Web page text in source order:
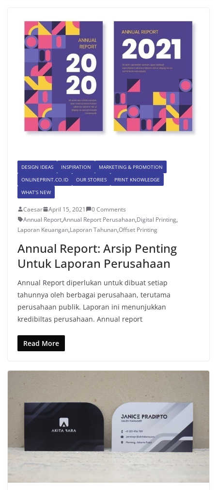
DESIGN IDEAS INSPIRATION
MARKETING & PROMOTION
ONLINEPRINT.CO.ID
OUR STORIES
PRINT KNOWLEDGE
WHAT’S NEW
Caesar April 15, 2021
0 Comments
Annual Report,Annual Report Perusahaan,Digital Printing,
Laporan Keuangan,Laporan Tahunan,Offset Printing
Annual Report: Arsip Penting
Untuk Laporan Perusahaan
Annual Report diperlukan untuk dibuat setiap
tahunnya oleh berbagai perusahaan, terutama
perusahaan publik. Laporan ini menunjukkan
kredibiltas perusahaan. Annual report
Read More